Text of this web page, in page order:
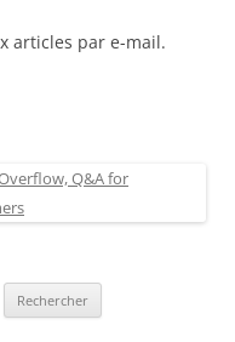
articles par e-mail.